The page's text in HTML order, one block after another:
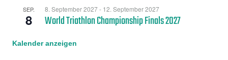
SEP.
8
8. September 2027- 12. September 2027
World Triathlon Championship Finals 2027
Kalender anzeigen